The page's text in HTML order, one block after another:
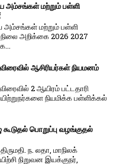
அம்சங்கள் மற்றும் பள்ளி
அம்சங்கள் மற்றும் பள்ளி
நிலை அறிக்கை 2026 2027
ஆசிரியர்கள் நியமனம்
2 ஆயிரம் பட்​ட​தாரி
நியமிக்க பள்​ளிக்​கல்​
கூடுதல் பொறுப்பு வழங்குதல்
ந. லதா, மாநிலக்
நிறுவன இயக்குநர்,